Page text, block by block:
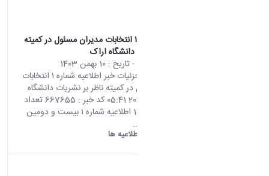
اطلاعیه شماره ۱ انتخابات مدیران مسئول در کمیته
ناظر بر نشریات دانشگاه اراک
- تاریخ : 10 بهمن 1403
صفحه اصلی جزئیات خبر اطلاعیه شماره ۱ انتخابات
مدیران مسئول در کمیته ناظر بر نشریات دانشگاه
اراک 29 01 2025 05:41 کد خبر : 667655 تعداد
بازدید : 17887 اطلاعیه شماره ۱ بیست و دومین
دوره انتخابات...
اطلاعیه ها